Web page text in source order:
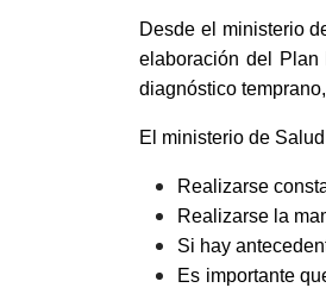
Desde el ministerio
elaboración del Plan
diagnóstico
El ministerio de
Realizarse
Realizarse la
Si hay
Es importante